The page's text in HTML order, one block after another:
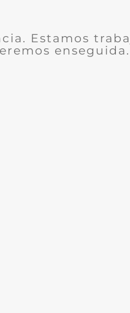
Estamos
enseguida.